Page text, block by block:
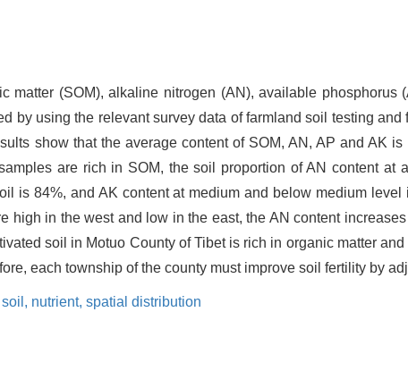
matter (SOM), alkaline nitrogen (AN), available phosphorus
by using the relevant survey data of farmland soil testing
show that the average content of SOM, AN, AP and AK
are rich in SOM, the soil proportion of AN content at
is 84%, and AK content at medium and below medium level
high in the west and low in the east, the AN content
soil in Motuo County of Tibet is rich in organic matter
each township of the county must improve soil fertility by
soil, nutrient, spatial distribution